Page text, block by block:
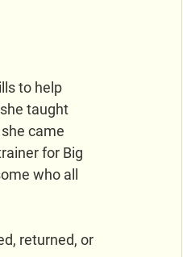
to help
taught
came
for Big
who all
returned, or